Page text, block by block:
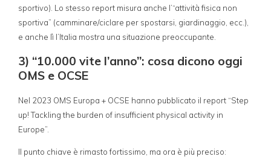
sportivo). Lo stesso report misura anche l’“attività fisica non
sportiva” (camminare/ciclare per spostarsi, giardinaggio, ecc.),
e anche lì l’Italia mostra una situazione preoccupante.
3) “10.000 vite l’anno”: cosa dicono oggi
OMS e OCSE
Nel 2023 OMS Europa + OCSE hanno pubblicato il report “Step
up! Tackling the burden of insufficient physical activity in
Europe”.
Il punto chiave è rimasto fortissimo, ma ora è più preciso: